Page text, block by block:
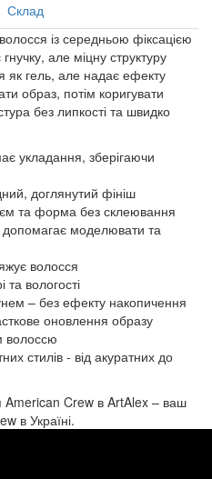
Склад
із середньою фіксацією
але міцну структуру
як гель, але надає ефекту
образ, потім коригувати
без липкості та швидко
укладання, зберігаючи
доглянутий фініш
та форма без склеювання
​​допомагає моделювати та
волосся
та вологості
– без ефекту накопичення
оновлення образу
волоссю
стилів - від акуратних до
American Crew в ArtAlex – ваш
в Україні.